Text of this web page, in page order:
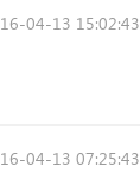
04-13 15:02:43
04-13 07:25:43